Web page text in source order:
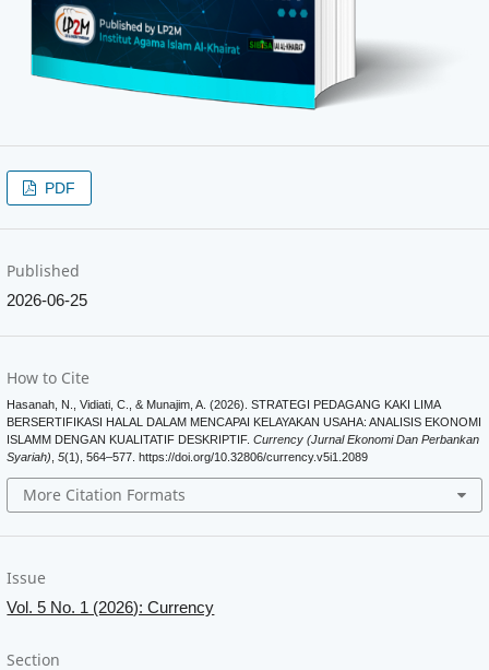
PDF
Published
2026-06-25
How to Cite
Hasanah, N., Vidiati, C., & Munajim, A. (2026). STRATEGI PEDAGANG KAKI LIMA
BERSERTIFIKASI HALAL DALAM MENCAPAI KELAYAKAN USAHA: ANALISIS EKONOMI
ISLAMM DENGAN KUALITATIF DESKRIPTIF.Currency (Jurnal Ekonomi Dan Perbankan
Syariah) ,5(1), 564–577. https://doi.org/10.32806/currency.v5i1.2089
More Citation Formats
Issue
Vol. 5 No. 1 (2026): Currency
Section